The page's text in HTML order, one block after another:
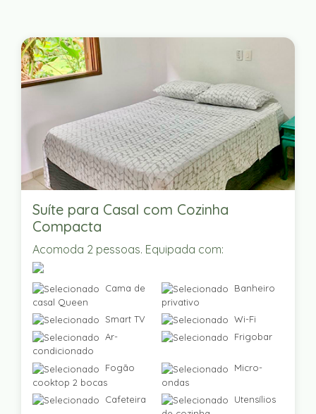
Suíte para Casal com Cozinha
Compacta
Acomoda 2 pessoas. Equipada com:
Cama de
casal Queen
Banheiro
privativo
Smart TV
Wi-Fi
Ar-
condicionado
Frigobar
Fogão
cooktop 2 bocas
Micro-
ondas
Cafeteira
Utensílios